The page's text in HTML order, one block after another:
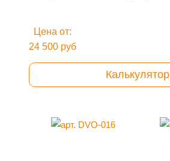
Цена от:
24 500 руб
Калькулятор